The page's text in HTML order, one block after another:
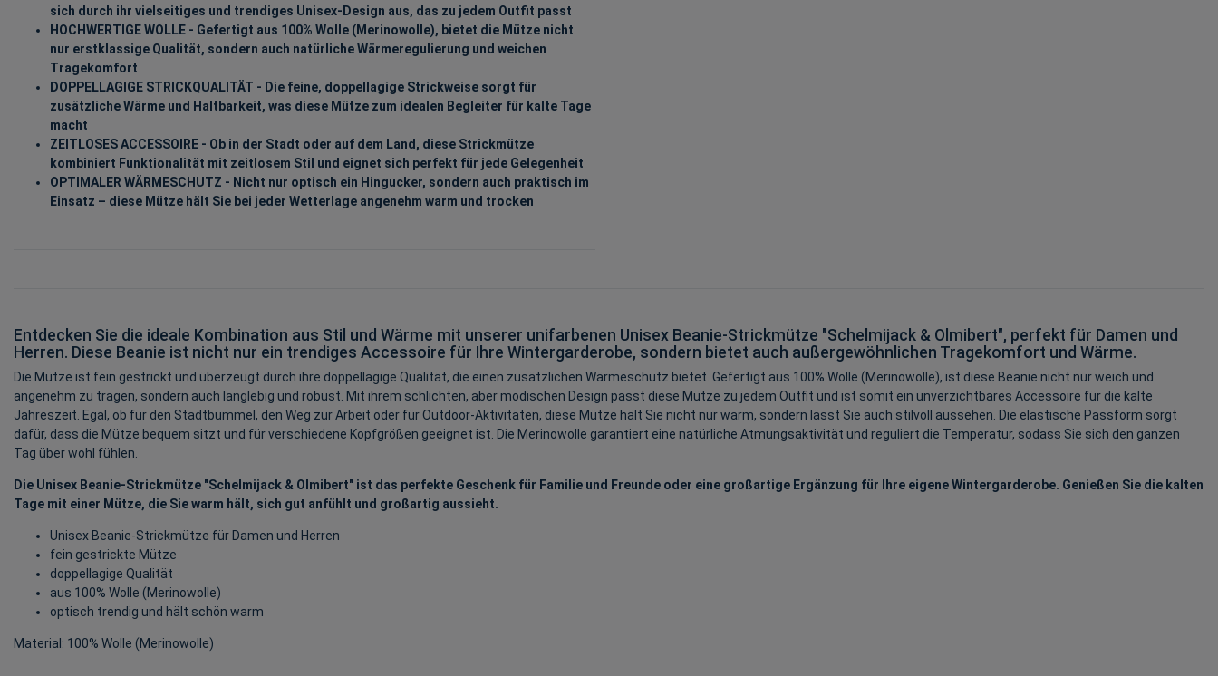
sich durch ihr vielseitiges und trendiges Unisex-Design aus, das zu jedem Outfit passt
HOCHWERTIGE WOLLE - Gefertigt aus 100% Wolle (Merinowolle), bietet die Mütze nicht
nur erstklassige Qualität, sondern auch natürliche Wärmeregulierung und weichen
Tragekomfort
DOPPELLAGIGE STRICKQUALITÄT - Die feine, doppellagige Strickweise sorgt für
zusätzliche Wärme und Haltbarkeit, was diese Mütze zum idealen Begleiter für kalte Tage
macht
ZEITLOSES ACCESSOIRE - Ob in der Stadt oder auf dem Land, diese Strickmütze
kombiniert Funktionalität mit zeitlosem Stil und eignet sich perfekt für jede Gelegenheit
OPTIMALER WÄRMESCHUTZ - Nicht nur optisch ein Hingucker, sondern auch praktisch im
Einsatz – diese Mütze hält Sie bei jeder Wetterlage angenehm warm und trocken
Entdecken Sie die ideale Kombination aus Stil und Wärme mit unserer unifarbenen Unisex Beanie-Strickmütze "Schelmijack & Olmibert", perfekt für Damen und
Herren. Diese Beanie ist nicht nur ein trendiges Accessoire für Ihre Wintergarderobe, sondern bietet auch außergewöhnlichen Tragekomfort und Wärme.
Die Mütze ist fein gestrickt und überzeugt durch ihre doppellagige Qualität, die einen zusätzlichen Wärmeschutz bietet. Gefertigt aus 100% Wolle (Merinowolle), ist diese Beanie nicht nur weich und
angenehm zu tragen, sondern auch langlebig und robust. Mit ihrem schlichten, aber modischen Design passt diese Mütze zu jedem Outfit und ist somit ein unverzichtbares Accessoire für die kalte
Jahreszeit. Egal, ob für den Stadtbummel, den Weg zur Arbeit oder für Outdoor-Aktivitäten, diese Mütze hält Sie nicht nur warm, sondern lässt Sie auch stilvoll aussehen. Die elastische Passform sorgt
dafür, dass die Mütze bequem sitzt und für verschiedene Kopfgrößen geeignet ist. Die Merinowolle garantiert eine natürliche Atmungsaktivität und reguliert die Temperatur, sodass Sie sich den ganzen
Tag über wohl fühlen.
Die Unisex Beanie-Strickmütze "Schelmijack & Olmibert" ist das perfekte Geschenk für Familie und Freunde oder eine großartige Ergänzung für Ihre eigene Wintergarderobe. Genießen Sie die kalten
Tage mit einer Mütze, die Sie warm hält, sich gut anfühlt und großartig aussieht.
Unisex Beanie-Strickmütze für Damen und Herren
fein gestrickte Mütze
doppellagige Qualität
aus 100% Wolle (Merinowolle)
optisch trendig und hält schön warm
Material: 100% Wolle (Merinowolle)